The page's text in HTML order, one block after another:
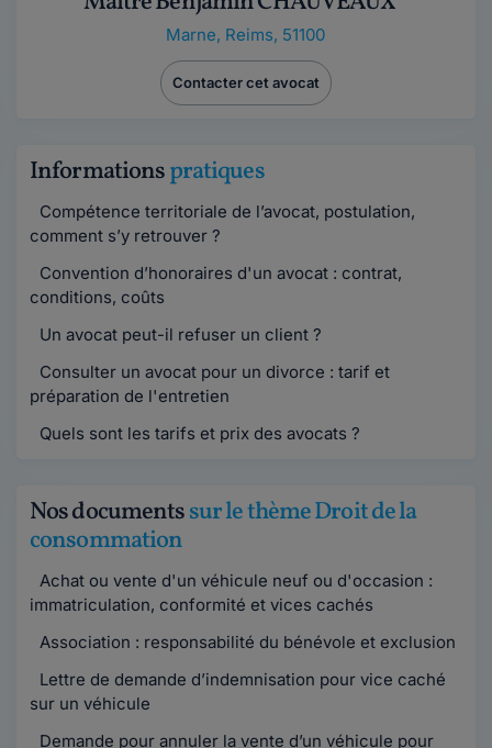
Marne, Reims, 51100
Contacter cet avocat
Informationspratiques
Compétence territoriale de l’avocat, postulation,
comment s’y retrouver ?
Convention d’honoraires d'un avocat : contrat,
conditions, coûts
Un avocat peut-il refuser un client ?
Consulter un avocat pour un divorce : tarif et
préparation de l'entretien
Quels sont les tarifs et prix des avocats ?
Nos documentssur le thème Droit de la
consommation
Achat ou vente d'un véhicule neuf ou d'occasion :
immatriculation, conformité et vices cachés
Association : responsabilité du bénévole et exclusion
Lettre de demande d’indemnisation pour vice caché
sur un véhicule
Demande pour annuler la vente d’un véhicule pour